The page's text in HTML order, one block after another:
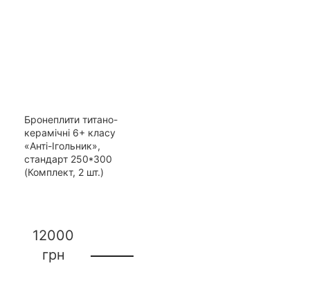
Бронеплити титано-
керамічні 6+ класу
«Анті-Ігольник»,
стандарт 250*300
(Комплект, 2 шт.)
12000
грн